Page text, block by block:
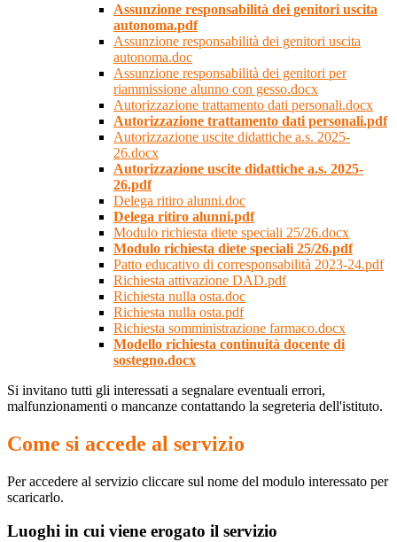
Assunzione responsabilità dei genitori uscita
autonoma.pdf
Assunzione responsabilità dei genitori uscita
autonoma.doc
Assunzione responsabilità dei genitori per
riammissione alunno con gesso.docx
Autorizzazione trattamento dati personali.docx
Autorizzazione trattamento dati personali.pdf
Autorizzazione uscite didattiche a.s. 2025-
26.docx
Autorizzazione uscite didattiche a.s. 2025-
26.pdf
Delega ritiro alunni.doc
Delega ritiro alunni.pdf
Modulo richiesta diete speciali 25/26.docx
Modulo richiesta diete speciali 25/26.pdf
Patto educativo di corresponsabilità 2023-24.pdf
Richiesta attivazione DAD.pdf
Richiesta nulla osta.doc
Richiesta nulla osta.pdf
Richiesta somministrazione farmaco.docx
Modello richiesta continuità docente di
sostegno.docx
Si invitano tutti gli interessati a segnalare eventuali errori,
malfunzionamenti o mancanze contattando la segreteria dell'istituto.
Come si accede al servizio
Per accedere al servizio cliccare sul nome del modulo interessato per
scaricarlo.
Luoghi in cui viene erogato il servizio